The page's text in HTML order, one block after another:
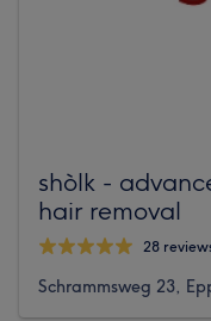
shòlk -
hair removal
28
Schrammsweg 23,